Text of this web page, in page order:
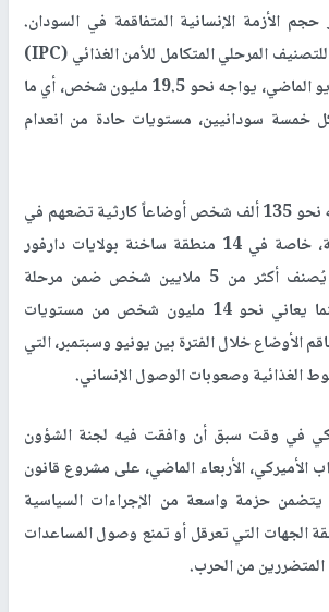
الأزمة الإنسانية المتفاقمة في السودان.
فبحسب أحدث تحليل للتصنيف المرحلي المتكامل للأمن الغذائي (IPC)
الصادر في منتصف مايو الماضي، يواجه نحو 19.5 مليون شخص، أي ما
سودانيين، مستويات حادة من انعدام
ومن بين هؤلاء، يواجه نحو 135 ألف شخص أوضاعاً كارثية تضعهم في
مواجهة خطر المجاعة، خاصة في 14 منطقة ساخنة بولايات دارفور
وجنوب كردفان. كما يُصنف أكثر من 5 ملايين شخص ضمن مرحلة
الطوارئ الغذائية، بينما يعاني نحو 14 مليون شخص من مستويات
الأوضاع خلال الفترة بين يونيو وسبتمبر، التي
الغذائية وصعوبات الوصول الإنساني.
في وقت سبق أن وافقت فيه لجنة الشؤون
الأميركي، الأربعاء الماضي، على مشروع قانون
حزمة واسعة من الإجراءات السياسية
الجهات التي تعرقل أو تمنع وصول المساعدات
المتضررين من الحرب.